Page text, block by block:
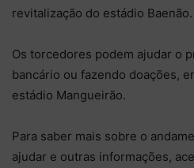
revitalização do estádio Baenão.
Os torcedores podem ajudar o
bancário ou fazendo doações,
estádio Mangueirão.
Para saber mais sobre o
ajudar e outras informações,